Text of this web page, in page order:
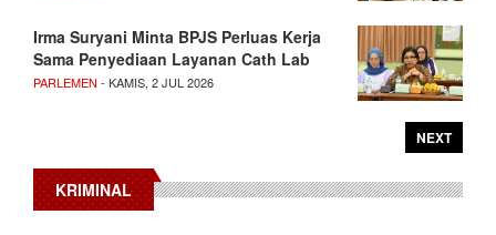
Irma Suryani Minta BPJS Perluas Kerja
Sama Penyediaan Layanan Cath Lab
PARLEMEN - KAMIS, 2 JUL 2026
NEXT
KRIMINAL